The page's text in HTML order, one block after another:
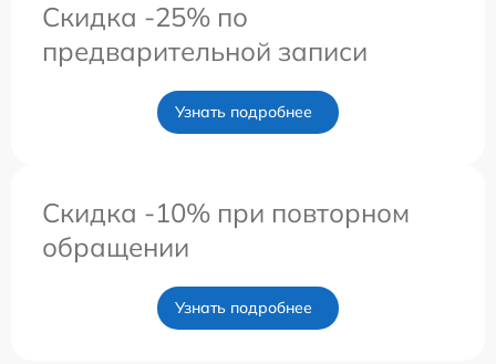
Скидка -25% по
предварительной записи
Узнать подробнее
Скидка -10% при повторном
обращении
Узнать подробнее